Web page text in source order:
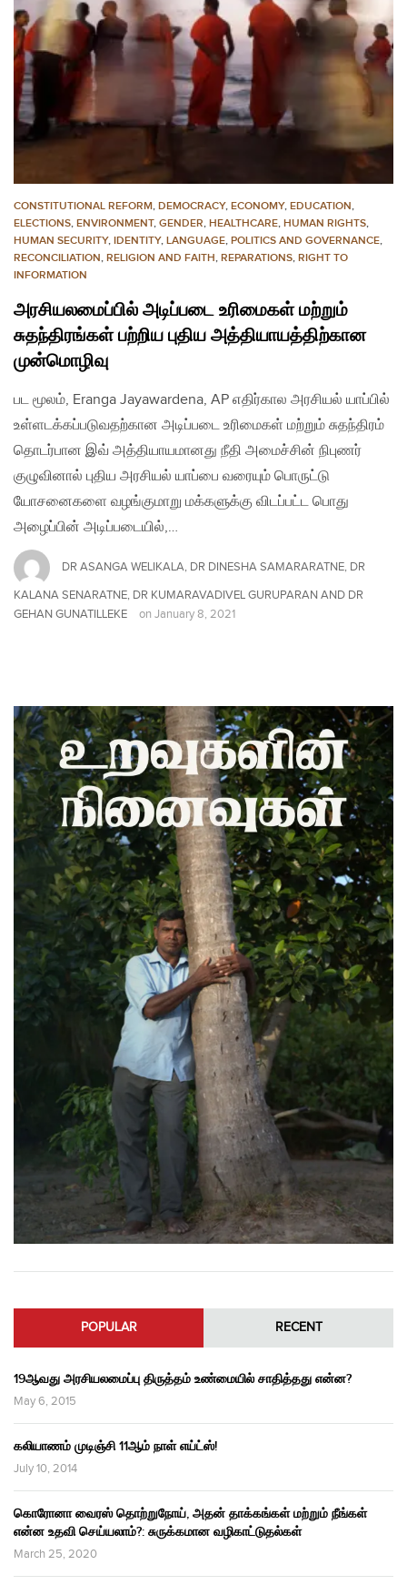
CONSTITUTIONAL REFORM, DEMOCRACY, ECONOMY, EDUCATION,
ELECTIONS, ENVIRONMENT, GENDER, HEALTHCARE, HUMAN RIGHTS,
HUMAN SECURITY, IDENTITY, LANGUAGE, POLITICS AND GOVERNANCE,
RECONCILIATION, RELIGION AND FAITH, REPARATIONS, RIGHT TO
INFORMATION
அரசியலமைப்பில் அடிப்படை உரிமைகள் மற்றும்
சுதந்திரங்கள் பற்றிய புதிய அத்தியாயத்திற்கான
முன்மொழிவு
பட மூலம், Eranga Jayawardena, AP எதிர்கால அரசியல் யாப்பில்
உள்ளடக்கப்படுவதற்கான அடிப்படை உரிமைகள் மற்றும் சுதந்திரம்
தொடர்பான இவ் அத்தியாயமானது நீதி அமைச்சின் நிபுணர்
குழுவினால் புதிய அரசியல் யாப்பை வரையும் பொருட்டு
யோசனைகளை வழங்குமாறு மக்களுக்கு விடப்பட்ட பொது
அழைப்பின் அடிப்படையில்,…
DR ASANGA WELIKALA, DR DINESHA SAMARARATNE, DR
KALANA SENARATNE, DR KUMARAVADIVEL GURUPARAN AND DR
GEHAN GUNATILLEKE
on January 8, 2021
POPULAR RECENT
19ஆவது அரசியலமைப்பு திருத்தம் உண்மையில் சாதித்தது என்ன?
May 6, 2015
கலியாணம் முடிஞ்சி 11ஆம் நாள் எய்ட்ஸ்!
July 10, 2014
கொரோனா வைரஸ் தொற்றுநோய், அதன் தாக்கங்கள் மற்றும் நீங்கள்
என்ன உதவி செய்யலாம்?: சுருக்கமான வழிகாட்டுதல்கள்
March 25, 2020